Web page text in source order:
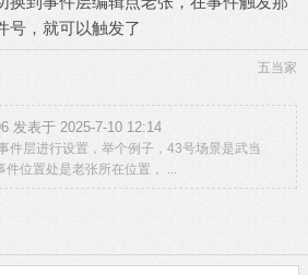
号，就可以触发了
五当家
发表于 2025-7-10 12:14
件层进行设置，举个例子，43号场景是武当
件位置处是老张所在位置， ...